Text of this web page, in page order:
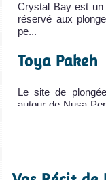
Crystal Bay est
réservé aux
pe...
Toya Pakeh
Le site de
autour de Nusa